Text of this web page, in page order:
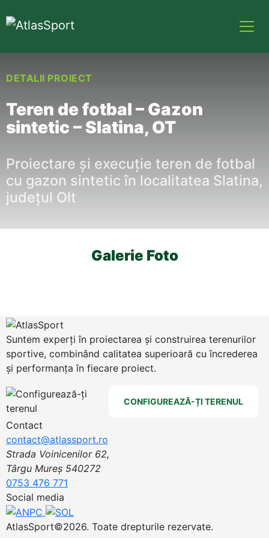
DETALII PROIECT
Teren de fotbal – Gazon
sintetic – Slatina, OT
Proiectare și execuție teren de fotbal
cu gazon sintetic în localitatea Slatina,
județul Olt
Galerie Foto
Suntem experți în proiectarea și construirea terenurilor
sportive, combinând calitatea superioară cu încrederea
și performanța în fiecare proiect.
CONFIGUREAZĂ-ȚI TERENUL
Contact
contact@atlassport.ro
Strada Voinicenilor 62,
Târgu Mureș 540272
0753 476 771
Social media
AtlasSport©2026. Toate drepturile rezervate.